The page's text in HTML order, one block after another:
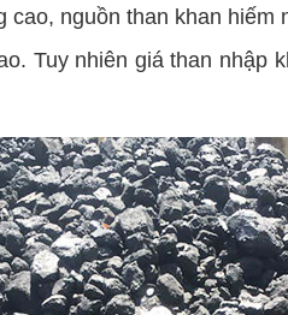
nguồn than khan hiếm
Tuy nhiên giá than nhập